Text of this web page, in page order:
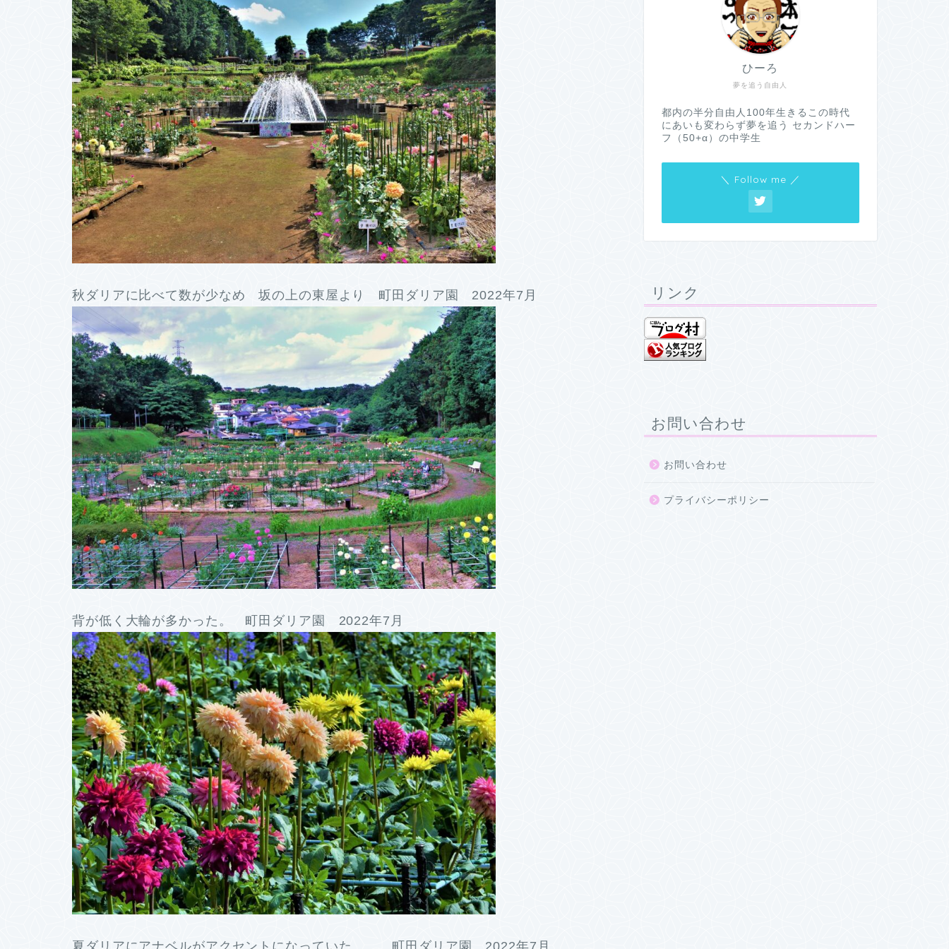
秋ダリアに比べて数が少なめ 坂の上の東屋より 町田ダリア園 2022年7月
背が低く大輪が多かった。 町田ダリア園 2022年7月
夏ダリアにアナベルがアクセントになっていた。 町田ダリア園 2022年7月
夢を追う自由人
ひーろ
都内の半分自由人100年生きるこの時代
にあいも変わらず夢を追う セカンドハー
フ（50+α）の中学生
＼ Follow me ／
リンク
お問い合わせ
お問い合わせ
プライバシーポリシー